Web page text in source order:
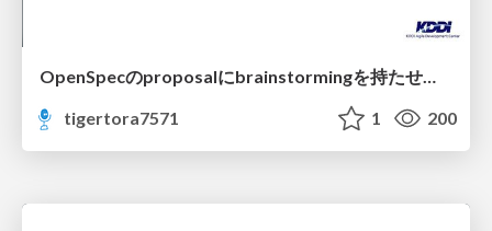
OpenSpecのproposalにbrainstormingを持たせてみた
tigertora7571
1 200